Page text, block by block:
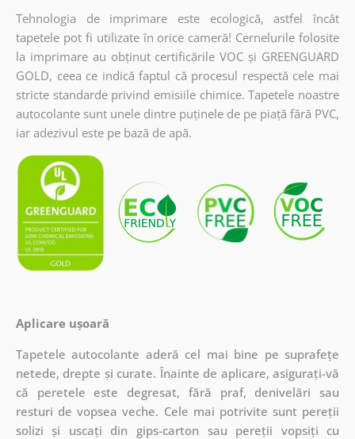
Tehnologia de imprimare este ecologică, astfel încât
tapetele pot fi utilizate în orice cameră! Cernelurile folosite
la imprimare au obținut certificările VOC și GREENGUARD
GOLD, ceea ce indică faptul că procesul respectă cele mai
stricte standarde privind emisiile chimice. Tapetele noastre
autocolante sunt unele dintre puținele de pe piață fără PVC,
iar adezivul este pe bază de apă.
Aplicare ușoară
Tapetele autocolante aderă cel mai bine pe suprafețe
netede, drepte și curate. Înainte de aplicare, asigurați-vă
că peretele este degresat, fără praf, denivelări sau
resturi de vopsea veche. Cele mai potrivite sunt pereții
solizi și uscați din gips-carton sau pereții vopsiți cu